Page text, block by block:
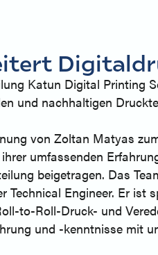
Katun Digital Printing
und nachhaltigen
von Zoltan Matyas
umfassenden
beigetragen. Das
Engineer. Er ist
to-Roll-Druck- und
und -kenntnisse mit